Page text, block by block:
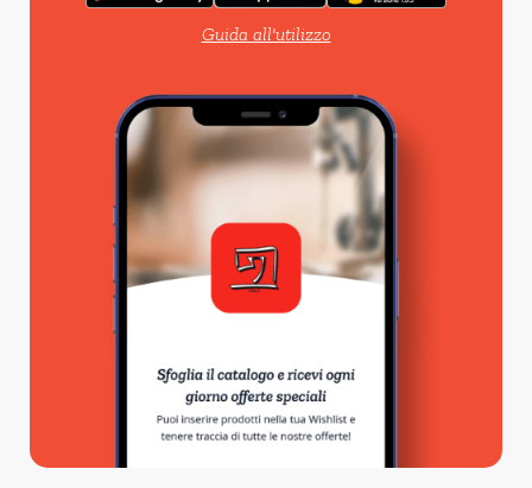
Guida all'utilizzo